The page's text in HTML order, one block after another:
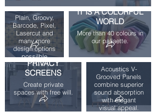
PANELS
Plain, Groovy,
Barcode, Pixel,
Lasercut and
many more
design options
possilble
IT IS A COLORFUL
WORLD
More than 40 colours in
our pallaette.
PRIVACY
SCREENS
Create private
spaces with free will.
U GROOVED
PANELS
Acoustics V-
Grooved Panels
combine superior
sound absorption
with elegant
visual appeal.